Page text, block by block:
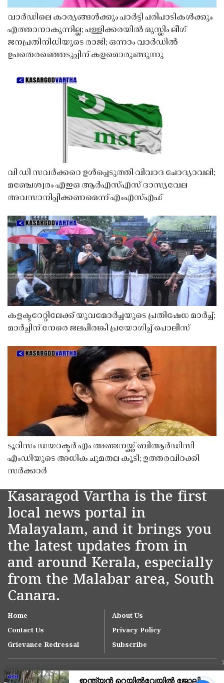
വാർഡിലെ കാര്യങ്ങൾക്കും പാർട്ടി പരിപാടികൾക്കും
എത്താനാകുന്നില്ല; പള്ളിക്കരയിൽ മുസ്ലിം ലീഗ്
ജനപ്രതിനിധിയുടെ രാജി; ഒന്നാം വാർഡിൽ
ഉപതെരഞ്ഞെടുപ്പിന് കളമൊരുങ്ങുന്നു
വി ഡി സവർക്കറെ ഉൾപ്പെടുത്തി വിവാദ ചോദ്യാവലി;
മഞ്ചേശ്വരം എഇഒ ആർഎസ്എസ് ദാസ്യവേല
അവസാനിപ്പിക്കണമെന്ന് എംഎസ്എഫ്
കളക്ടറേറ്റിലേക്ക് യുവമോർച്ചയുടെ പ്രതിഷേധ മാർച്ച്;
മാർച്ചിന് നേരെ ജലപീരങ്കി പ്രയോഗിച്ച് പൊലീസ്
ടൂറിസം ഡയറക്ടർ എം അഞ്ജനയ്ക്ക് ബിആർഡിസി
എംഡിയുടെ അധിക ചുമതല കൂടി; ഉത്തരവിറക്കി
സർക്കാർ
Kasaragod Vartha is the first
local news portal in
Malayalam, and it brings you
the latest updates from in
and around Kerala, especially
from the Malabar area, South
Canara.
Home
About Us
Contact Us
Privacy Policy
Grievance Redressal
Subscribe